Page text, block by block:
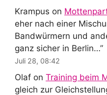
Krampus on
eher nach einer
Bandwürmern und
ganz sicher in Berlin…”
Juli 28, 08:42
Olaf on Training beim
gleich zur